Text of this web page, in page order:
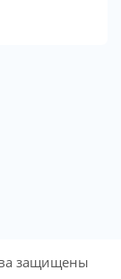
защищены